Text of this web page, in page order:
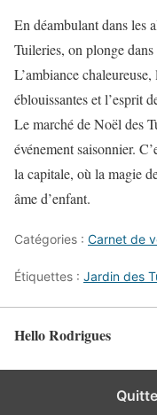
En déambulant dans les
Tuileries, on plonge
L’ambiance
éblouissantes et l’esprit
Le marché de Noël des
événement saisonnier.
la capitale, où la magie
âme d’enfant.
Catégories : Carnet de
Étiquettes : Jardin des
Hello Rodrigues